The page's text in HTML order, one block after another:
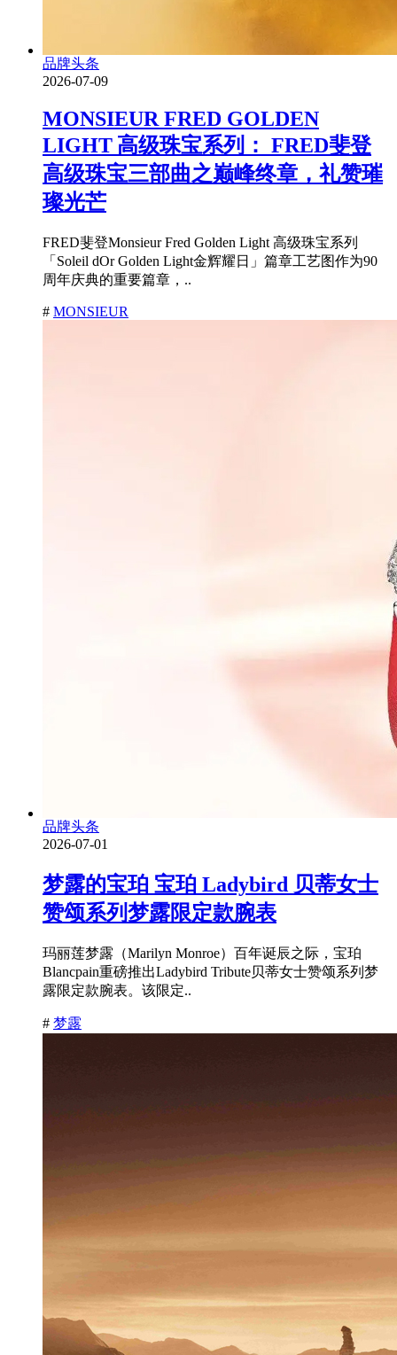
品牌头条
2026-07-09
MONSIEUR FRED GOLDEN
LIGHT 高级珠宝系列： FRED斐登
高级珠宝三部曲之巅峰终章，礼赞璀
璨光芒
FRED斐登Monsieur Fred Golden Light 高级珠宝系列
「Soleil dOr Golden Light金辉耀日」篇章工艺图作为90
周年庆典的重要篇章，..
# MONSIEUR
品牌头条
2026-07-01
梦露的宝珀 宝珀 Ladybird 贝蒂女士
赞颂系列梦露限定款腕表
玛丽莲梦露（Marilyn Monroe）百年诞辰之际，宝珀
Blancpain重磅推出Ladybird Tribute贝蒂女士赞颂系列梦
露限定款腕表。该限定..
# 梦露